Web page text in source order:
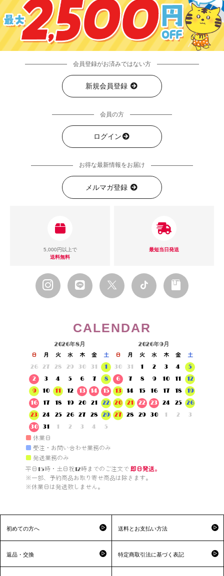
会員登録がお済みではない方
新規会員登録
会員の方
ログイン
お得な最新情報をお届け
メルマガ登録
5,000円以上で
送料無料
最短当日発送
CALENDAR
2026年8月
日 月 火 水 木 金
土
26
27 28 29 30 31
1
2
3 4 5 6 7
8
9
10 11 12 13 14
15
16
17 18 19 20 21
22
23
24 25 26 27 28
29
30
31 1 2 3 4 5
2026年9月
日 月 火 水 木 金
土
30
31 1 2 3 4
5
6
7 8 9 10 11
12
13
14 15 16 17 18
19
20
21 22 23 24 25
26
27
28 29 30 1 2 3
■ 休業日
■ 受注・お問い合わせ業務のみ
■ 発送業務のみ
平日15時・土日祝12時までのご注文で 即日発送。
※一部、予約商品お取り寄せ商品は除きます。
※休業日は発送致しません。
初めての方へ 送料とお支払い方法
返品・交換 特定商取引法に基づく表記